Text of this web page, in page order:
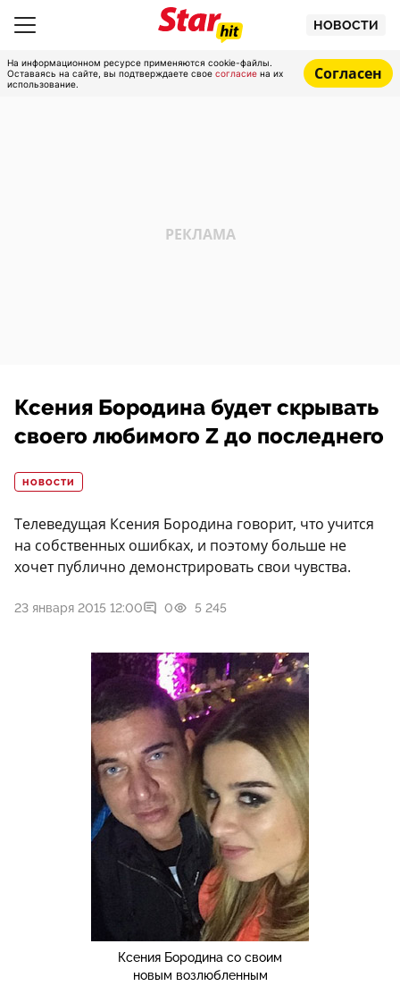
НОВОСТИ
На информационном ресурсе применяются cookie-файлы.
Оставаясь на сайте, вы подтверждаете свое согласие на их
использование.
Согласен
Ксения Бородина будет скрывать
своего любимого Z до последнего
НОВОСТИ
Телеведущая Ксения Бородина говорит, что учится
на собственных ошибках, и поэтому больше не
хочет публично демонстрировать свои чувства.
23 января 2015 12:00 0 5 245
Ксения Бородина со своим
новым возлюбленным